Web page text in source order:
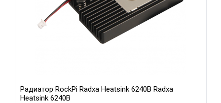
Радиатор RockPi Radxa Heatsink 6240B Radxa
Heatsink 6240B